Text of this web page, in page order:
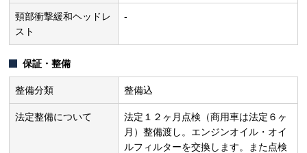
頸部衝撃緩和ヘッドレ
スト
-
保証・整備
整備分類 整備込
法定整備について
法定１２ヶ月点検（商用車は法定６ヶ
月）整備渡し。エンジンオイル・オイ
ルフィルターを交換します。また点検